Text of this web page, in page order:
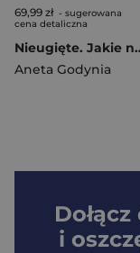
69,99 zł - sugerowana
cena detaliczna
Nieugięte.
Aneta Godynia
Dołącz
i